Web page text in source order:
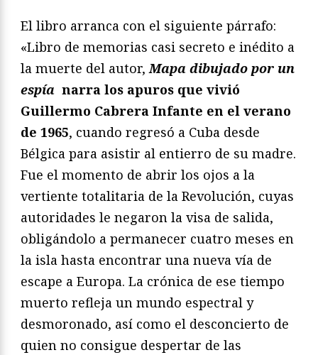
El libro arranca con el siguiente párrafo:
«Libro de memorias casi secreto e inédito a
la muerte del autor,Mapa dibujado por un
espía narra los apuros que vivió
Guillermo Cabrera Infante en el verano
de 1965, cuando regresó a Cuba desde
Bélgica para asistir al entierro de su madre.
Fue el momento de abrir los ojos a la
vertiente totalitaria de la Revolución, cuyas
autoridades le negaron la visa de salida,
obligándolo a permanecer cuatro meses en
la isla hasta encontrar una nueva vía de
escape a Europa. La crónica de ese tiempo
muerto refleja un mundo espectral y
desmoronado, así como el desconcierto de
quien no consigue despertar de las